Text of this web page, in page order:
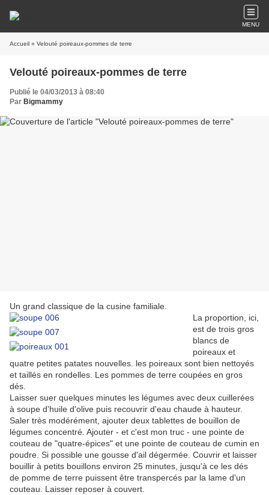
MENU
Accueil » Velouté poireaux-pommes de terre
Velouté poireaux-pommes de terre
Publié le 04/03/2013 à 08:40
Par Bigmammy
Un grand classique de la cusine familiale.
La proportion, ici,
est de trois gros
blancs de
poireaux et
quatre petites patates nouvelles. les poireaux sont bien nettoyés
et taillés en rondelles. Les pommes de terre coupées en gros
dés.
Laisser suer quelques minutes les légumes avec deux cuillerées
à soupe d'huile d'olive puis recouvrir d'eau chaude à hauteur.
Saler très modérément, ajouter deux tablettes de bouillon de
légumes concentré. Ajouter - et c'est mon truc - une pointe de
couteau de "quatre-épices" et une pointe de couteau de cumin en
poudre. Si possible une gousse d'ail dégermée. Couvrir et laisser
bouillir à petits bouillons environ 25 minutes, jusqu'à ce les dés
de pomme de terre puissent être transpercés par la lame d'un
couteau. Laisser reposer à couvert.